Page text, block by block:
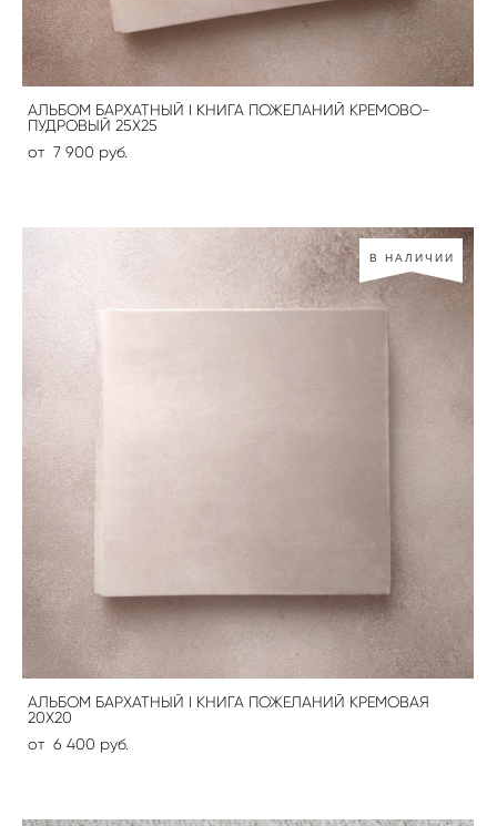
АЛЬБОМ БАРХАТНЫЙ I КНИГА ПОЖЕЛАНИЙ КРЕМОВО-
ПУДРОВЫЙ 25Х25
от 7 900 pуб.
В НАЛИЧИИ
АЛЬБОМ БАРХАТНЫЙ I КНИГА ПОЖЕЛАНИЙ КРЕМОВАЯ
20Х20
от 6 400 pуб.